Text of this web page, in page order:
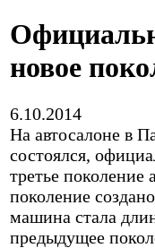
новое
6.10.2014
На автосалоне в
состоялся,
третье
поколение
машина стала
предыдущее